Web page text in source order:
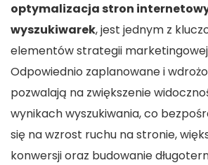
optymalizacja stron
wyszukiwarek, jest jednym z
elementów strategii
Odpowiednio zaplanowane i
pozwalają na zwiększenie
wynikach wyszukiwania, co
się na wzrost ruchu na stronie,
konwersji oraz budowanie